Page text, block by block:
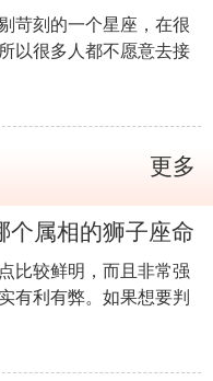
苛刻的一个星座，在很
以很多人都不愿意去接
更多
个属相的狮子座命
比较鲜明，而且非常强
有利有弊。如果想要判